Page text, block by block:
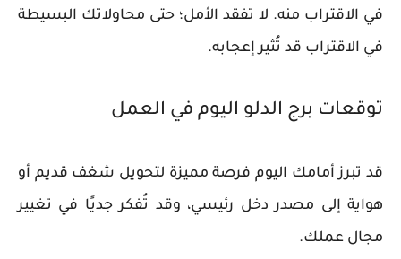
في الاقتراب منه. لا تفقد الأمل؛ حتى محاولاتك البسيطة
في الاقتراب قد تُثير إعجابه.
توقعات برج الدلو اليوم في العمل
قد تبرز أمامك اليوم فرصة مميزة لتحويل شغف قديم أو
هواية إلى مصدر دخل رئيسي، وقد تُفكر جديًا في تغيير
مجال عملك.